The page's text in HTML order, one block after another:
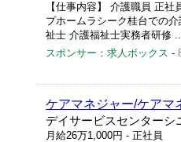
【仕事内容】 介護職員 正
プホームラシーク桂台での
祉士 介護福祉士実務者研修
スポンサー：求人ボックス -
ケアマネジャー/ケアマ
デイサービスセンターシ
月給26万1,000円 - 正社員